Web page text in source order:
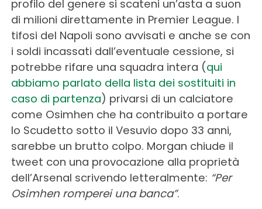
profilo del genere si scateni un’asta a suon
di milioni direttamente in Premier League. I
tifosi del Napoli sono avvisati e anche se con
i soldi incassati dall’eventuale cessione, si
potrebbe rifare una squadra intera (qui
abbiamo parlato della lista dei sostituiti in
caso di partenza) privarsi di un calciatore
come Osimhen che ha contribuito a portare
lo Scudetto sotto il Vesuvio dopo 33 anni,
sarebbe un brutto colpo. Morgan chiude il
tweet con una provocazione alla proprietà
dell’Arsenal scrivendo letteralmente: “Per
Osimhen romperei una banca”.